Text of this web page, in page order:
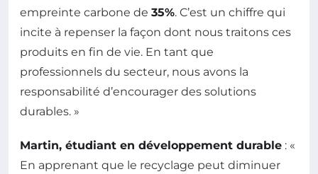
empreinte carbone de 35%. C’est un chiffre qui
incite à repenser la façon dont nous traitons ces
produits en fin de vie. En tant que
professionnels du secteur, nous avons la
responsabilité d’encourager des solutions
durables. »
Martin, étudiant en développement durable : «
En apprenant que le recyclage peut diminuer